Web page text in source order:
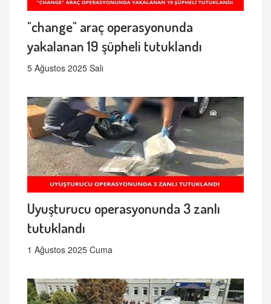
"change" araç operasyonunda
yakalanan 19 şüpheli tutuklandı
5 Ağustos 2025 Salı
Uyuşturucu operasyonunda 3 zanlı
tutuklandı
1 Ağustos 2025 Cuma